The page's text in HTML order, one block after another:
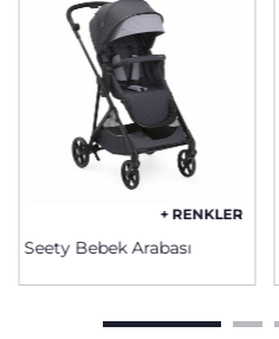
+ RENKLER
Seety Bebek Arabası